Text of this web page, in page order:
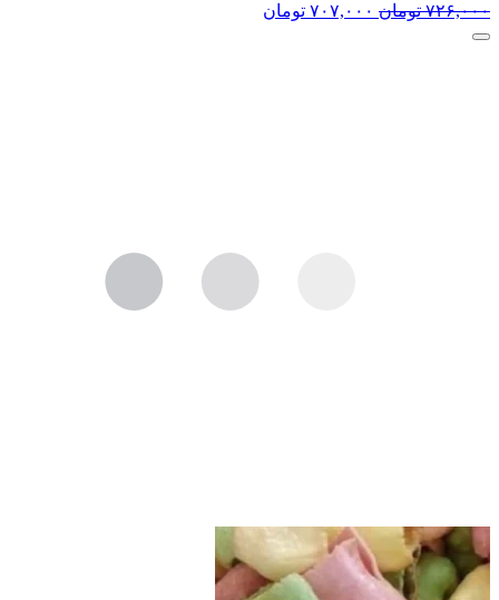
۷۲۶,۰۰۰ تومان ۷۰۷,۰۰۰ تومان